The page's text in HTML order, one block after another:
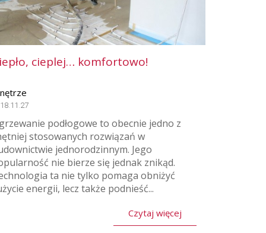
cieplej… komfortowo!
podłogowe to obecnie jedno z
stosowanych rozwiązań w
jednorodzinnym. Jego
nie bierze się jednak znikąd.
ta nie tylko pomaga obniżyć
energii, lecz także podnieść...
Czytaj więcej